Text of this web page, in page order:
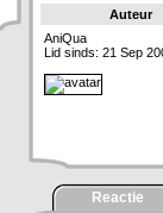
Auteur
AniQua
Lid sinds: 21 Sep
Reactie